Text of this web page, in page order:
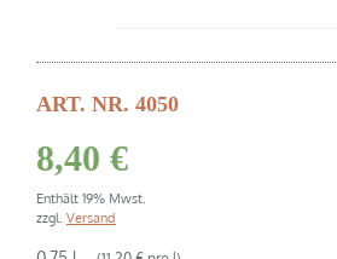
ART. NR. 4050
8,40 €
Enthält 19% Mwst.
zzgl. Versand